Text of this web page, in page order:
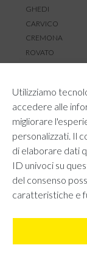
Utilizziamo
accedere alle
migliorare
personalizzati. Il
di elaborare dati
ID univoci su
del consenso
caratteristiche e
GHEDI
CARVICO
CREMONA
ROVATO
RESI E RIMBORSI
REGOLAMENTO
CONTATTACI